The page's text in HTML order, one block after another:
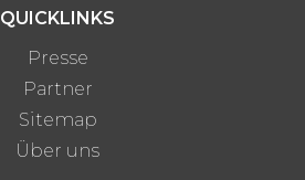
QUICKLINKS
Presse
Partner
Sitemap
Über uns